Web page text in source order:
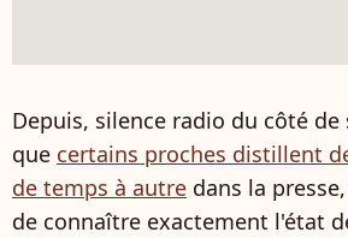
Depuis, silence radio du côté
que certains proches distillent
de temps à autre dans la
de connaître exactement l'état